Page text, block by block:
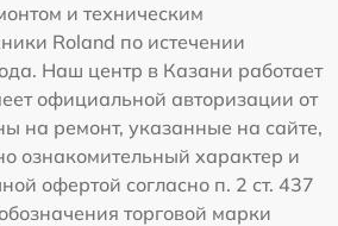
и техническим
Roland по истечении
Наш центр в Казани работает
официальной авторизации от
на ремонт, указанные на сайте,
ознакомительный характер и
офертой согласно п. 2 ст. 437
торговой марки